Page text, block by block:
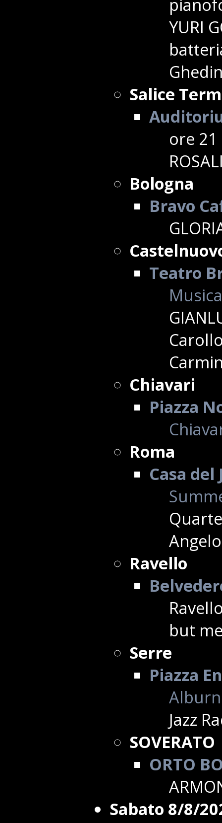
YURI
Salice
ore 21
Bologna
Bravo
Teatro
Chiavari
Piazza
Roma
Casa del
Ravello
but
Serre
Piazza
Jazz
SOVERATO
ORTO
Sabato 8/8/